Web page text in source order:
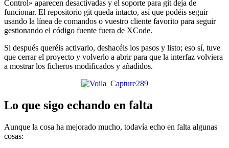
Control» aparecen desactivadas y el soporte para git deja de
funcionar. El repositorio git queda intacto, así que podéis seguir
usando la línea de comandos o vuestro cliente favorito para seguir
gestionando el código fuente fuera de XCode.
Si después queréis activarlo, deshacéis los pasos y listo; eso sí, tuve
que cerrar el proyecto y volverlo a abrir para que la interfaz volviera
a mostrar los ficheros modificados y añadidos.
Lo que sigo echando en falta
Aunque la cosa ha mejorado mucho, todavía echo en falta algunas
cosas: